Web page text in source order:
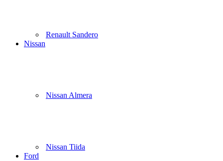
Renault Sandero
Nissan
Nissan Almera
Nissan Tiida
Ford